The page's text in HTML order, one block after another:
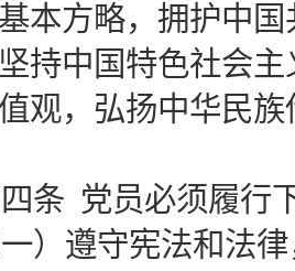
本方略，拥护中
持中国特色社会
观，弘扬中华民
条 党员必须履行
一）遵守宪法和法